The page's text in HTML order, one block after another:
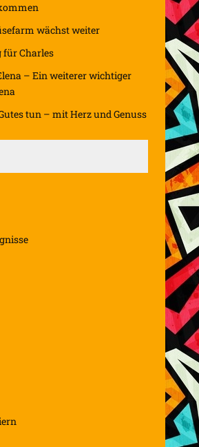
wächst weiter
für Charles
– Ein weiterer wichtiger
tun – mit Herz und Genuss